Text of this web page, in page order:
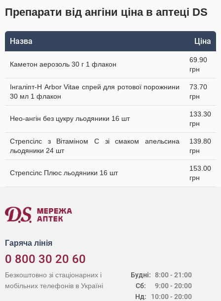
Препарати від ангіни ціна в аптеці DS
Назва Ціна
Каметон аерозоль 30 г 1 флакон
69.90
грн
Інгаліпт-Н Arbor Vitae спрей для ротової порожнини
30 мл 1 флакон
73.70
грн
Нео-ангін без цукру льодяники 16 шт
133.30
грн
Стрепсілс з Вітаміном C зі смаком апельсина
льодяники 24 шт
139.80
грн
Стрепсілс Плюс льодяники 16 шт
153.00
грн
Гаряча лінія
0 800 30 20 60
Будні:
Сб:
Нд:
8:00 - 21:00
9:00 - 20:00
10:00 - 20:00
Безкоштовно зі стаціонарних і
мобільних телефонів в Україні